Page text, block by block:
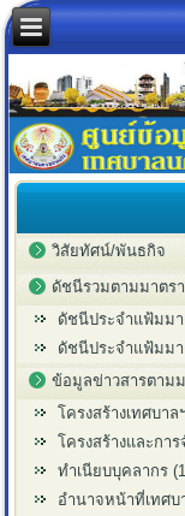
วิสัยทัศน์/พันธกิจ
ดัชนีรวมตามมาตร
ดัชนีประจำแฟ้มมา
ดัชนีประจำแฟ้มมา
ข้อมูลข่าวสารตาม
โครงสร้างเทศบาล
โครงสร้างและกา
ทำเนียบบุคลากร
อำนาจหน้าที่เทศบ